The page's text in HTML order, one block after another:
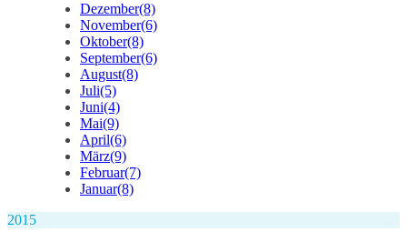
Dezember(8)
November(6)
Oktober(8)
September(6)
August(8)
Juli(5)
Juni(4)
Mai(9)
April(6)
März(9)
Februar(7)
Januar(8)
2015